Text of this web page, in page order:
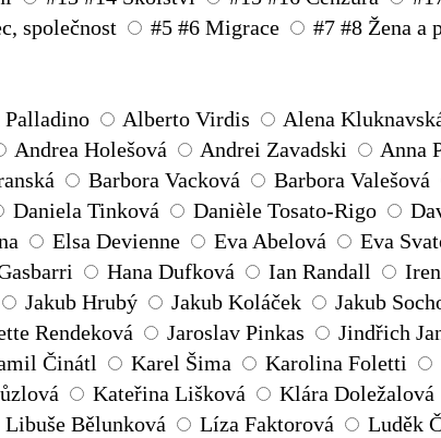
společnost #5 #6 Migrace #7 #8 Žena a
Palladino Alberto Virdis Alena
Andrea Holešová Andrei Zavadski Anna
Barbora Vacková Barbora Valešová
Daniela Tinková Danièle Tosato-Rigo
Elsa Devienne Eva Abelová Eva
Hana Dufková Ian Randall
Jakub Hrubý Jakub Koláček Jakub
Rendeková Jaroslav Pinkas Jindřich
Činátl Karel Šima Karolina Foletti
Kateřina Lišková Klára Doležalová
Libuše Bělunková Líza Faktorová Luděk